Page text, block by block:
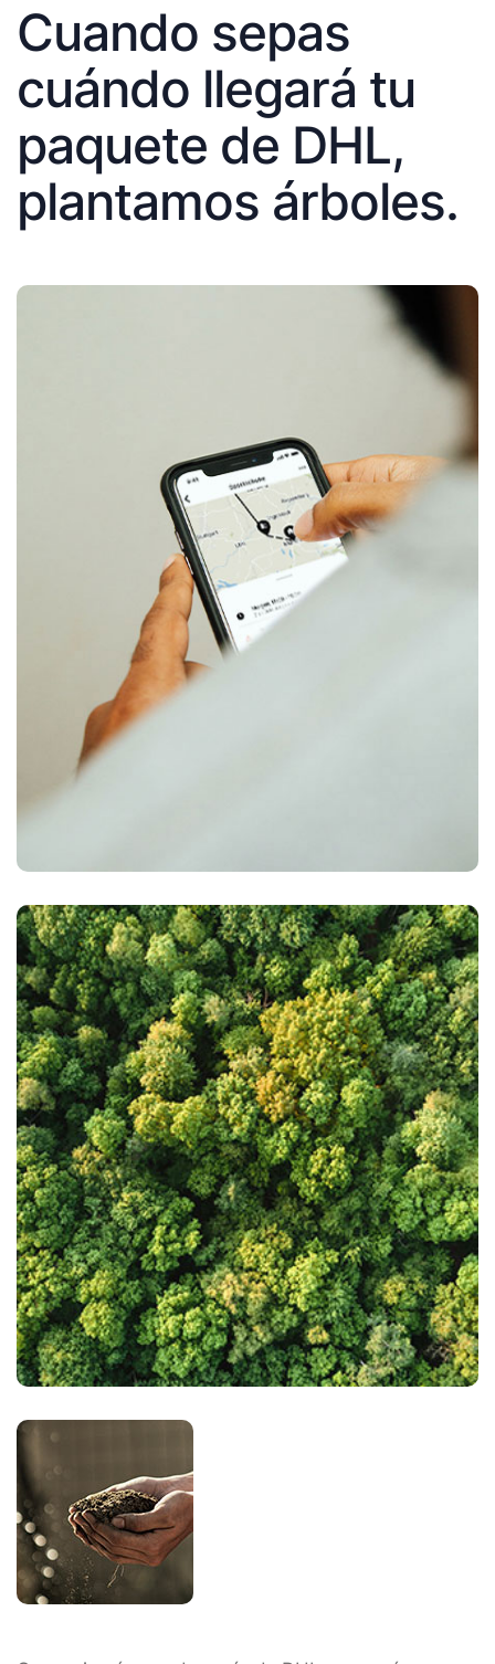
Cuando sepas
cuándo llegará tu
paquete de DHL,
plantamos árboles.